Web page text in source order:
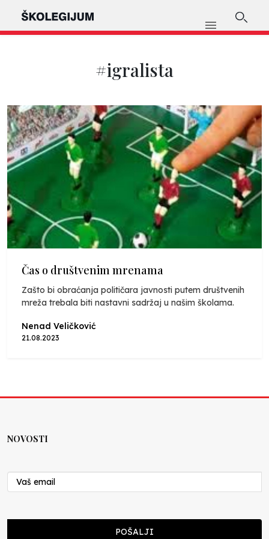
#igralista
Čas o društvenim mrenama
Zašto bi obraćanja političara javnosti putem društvenih
mreža trebala biti nastavni sadržaj u našim školama.
Nenad Veličković
21.08.2023
NOVOSTI
POŠALJI